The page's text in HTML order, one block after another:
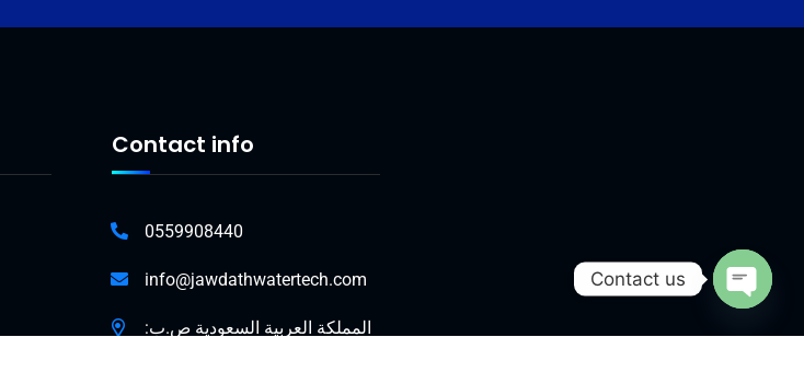
Contact info
0559908440
info@jawdathwatertech.com
المملكة العربية السعودية ص.ب:
Contact us